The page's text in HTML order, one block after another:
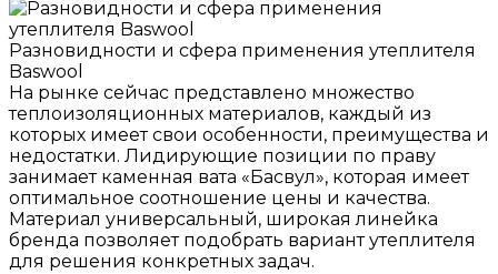
Разновидности и сфера применения утеплителя
Baswool
На рынке сейчас представлено множество
теплоизоляционных материалов, каждый из
которых имеет свои особенности, преимущества и
недостатки. Лидирующие позиции по праву
занимает каменная вата «Басвул», которая имеет
оптимальное соотношение цены и качества.
Материал универсальный, широкая линейка
бренда позволяет подобрать вариант утеплителя
для решения конкретных задач.